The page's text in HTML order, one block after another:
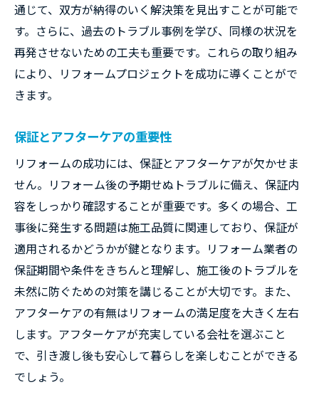
通じて、双方が納得のいく解決策を見出すことが可能で
す。さらに、過去のトラブル事例を学び、同様の状況を
再発させないための工夫も重要です。これらの取り組み
により、リフォームプロジェクトを成功に導くことがで
きます。
保証とアフターケアの重要性
リフォームの成功には、保証とアフターケアが欠かせま
せん。リフォーム後の予期せぬトラブルに備え、保証内
容をしっかり確認することが重要です。多くの場合、工
事後に発生する問題は施工品質に関連しており、保証が
適用されるかどうかが鍵となります。リフォーム業者の
保証期間や条件をきちんと理解し、施工後のトラブルを
未然に防ぐための対策を講じることが大切です。また、
アフターケアの有無はリフォームの満足度を大きく左右
します。アフターケアが充実している会社を選ぶこと
で、引き渡し後も安心して暮らしを楽しむことができる
でしょう。